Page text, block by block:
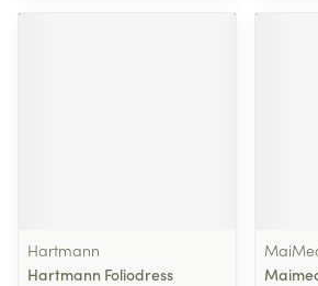
Hartmann
Hartmann Foliodress